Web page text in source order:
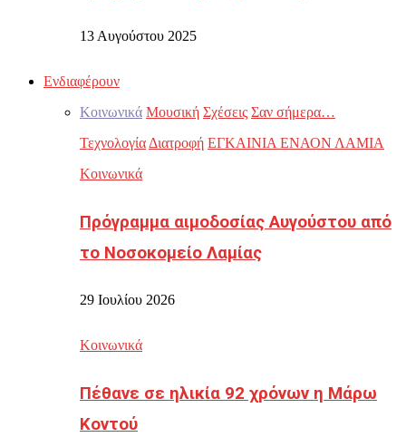
13 Αυγούστου 2025
Ενδιαφέρουν
Κοινωνικά Μουσική Σχέσεις Σαν σήμερα…
Τεχνολογία Διατροφή ΕΓΚΑΙΝΙΑ ΕΝΑΟΝ ΛΑΜΙΑ
Κοινωνικά
Πρόγραμμα αιμοδοσίας Αυγούστου από
το Νοσοκομείο Λαμίας
29 Ιουλίου 2026
Κοινωνικά
Πέθανε σε ηλικία 92 χρόνων η Μάρω
Κοντού